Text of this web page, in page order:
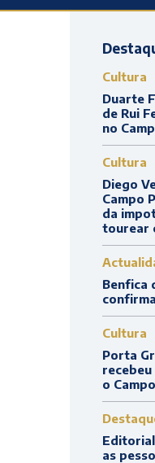
Cultura
Duarte
de Rui
no
Cultura
Diego
Campo
da
tourear
Benfica
Cultura
Porta
o
as